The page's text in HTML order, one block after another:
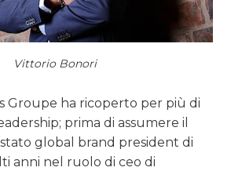
Vittorio Bonori
Groupe ha ricoperto per più di
prima di assumere il
global brand president di
anni nel ruolo di ceo di